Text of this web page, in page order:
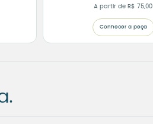
A partir de R$ 75,00
Conhecer a peça